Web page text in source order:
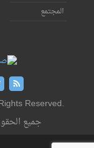
المجتمع
Reserved.
جميع